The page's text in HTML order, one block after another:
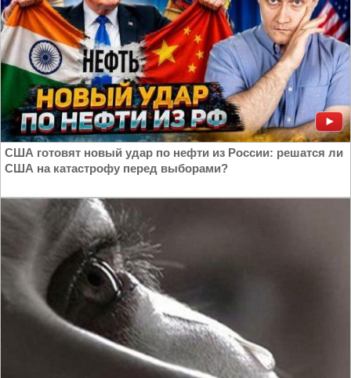
США готовят новый удар по нефти из России: решатся ли
США на катастрофу перед выборами?